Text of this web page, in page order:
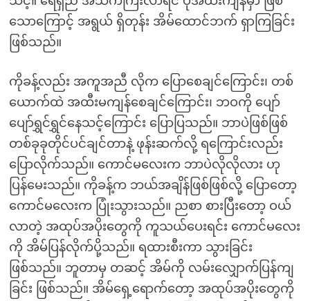
သောကြောင့် အရွယ် ရှိတုန်း အိမ်ထောင်ဘက် ရှာကြခြင်း
ဖြစ်သည်။
ကိုခန့်လည်း အကူအညီ လိုက ပြောစေချင်ကြောင်း၊ တစ်
ယောက်ထဲ အထီးမကျန်စေချင်ကြောင်း၊ ဘဝကို ပျော်
ပျော်ရွှင်ရွှင်နေသင့်ကြောင်း ပြောပြသည်။ ဘာပဲဖြစ်ဖြစ်
တစ်ခုခုတိုင်ပင်ချင်တာနဲ့ ဖုန်းဆက်လို့ ရကြောင်းလည်း
ပြောလိုက်သည်။ ကောင်မလေးက ဘာပဲလိုလိုလား ဟု
ပြန်မေးသည်။ ကိုခန့်က ဘယ်အချိန်ဖြစ်ဖြစ်လို့ ပြောတော့
ကောင်မလေးက ပြုံးသွားသည်။ ညစာ စားပြီးတော့ ဝယ်
လာတဲ့ အထုပ်အပိုးတွေကို ကူသယ်ပေးရင်း ကောင်မလေး
ကို အိမ်ပြန်လိုက်ပို့သည်။ ရထားစီးကာ သွားခြင်း
ဖြစ်သည်။ ဘူတာမှ တဆင့် အိမ်ကို လမ်းလျှောက်ပြန်ကျ
ခြင်း ဖြစ်သည်။ အိမ်ရှေ့ရောက်တော့ အထုပ်အပိုးတွေကို